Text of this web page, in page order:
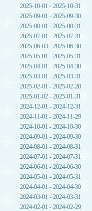
2025-10-01 - 2025-10-31
2025-09-01 - 2025-09-30
2025-08-01 - 2025-08-31
2025-07-01 - 2025-07-31
2025-06-03 - 2025-06-30
2025-05-01 - 2025-05-31
2025-04-01 - 2025-04-30
2025-03-01 - 2025-03-31
2025-02-01 - 2025-02-28
2025-01-02 - 2025-01-31
2024-12-01 - 2024-12-31
2024-11-01 - 2024-11-29
2024-10-01 - 2024-10-30
2024-09-01 - 2024-09-30
2024-08-01 - 2024-08-31
2024-07-01 - 2024-07-31
2024-06-01 - 2024-06-30
2024-05-01 - 2024-05-31
2024-04-01 - 2024-04-30
2024-03-01 - 2024-03-31
2024-02-01 - 2024-02-29